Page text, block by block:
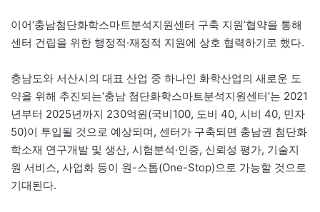
이어‘충남첨단화학스마트분석지원센터 구축 지원’협약을 통해
센터 건립을 위한 행정적·재정적 지원에 상호 협력하기로 했다.
충남도와 서산시의 대표 산업 중 하나인 화학산업의 새로운 도
약을 위해 추진되는‘충남 첨단화학스마트분석지원센터’는 2021
년부터 2025년까지 230억원(국비100, 도비 40, 시비 40, 민자
50)이 투입될 것으로 예상되며, 센터가 구축되면 충남권 첨단화
학소재 연구개발 및 생산, 시험분석·인증, 신뢰성 평가, 기술지
원 서비스, 사업화 등이 원-스톱(One-Stop)으로 가능할 것으로
기대된다.